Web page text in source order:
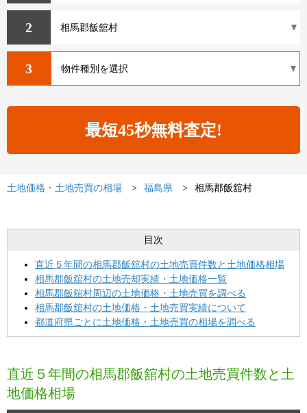
2
3
土地価格・土地売買の相場 福島県 相馬郡飯舘村
目次
直近５年間の相馬郡飯舘村の土地売買件数と土地価格相場
相馬郡飯舘村の土地売却実績・土地価格一覧
相馬郡飯舘村周辺の土地価格・土地売買を調べる
相馬郡飯舘村の土地価格・土地売買実績について
都道府県ごとに土地価格・土地売買の相場を調べる
直近５年間の相馬郡飯舘村の土地売買件数と土
地価格相場